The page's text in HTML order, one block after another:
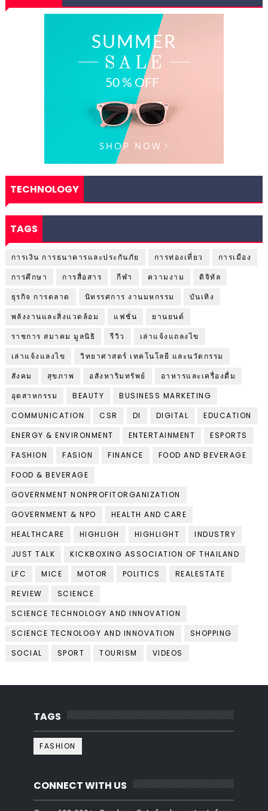
TECHNOLOGY
TAGS
การเงิน การธนาคารและประกันภัย การท่องเที่ยว
การเมือง
การศึกษา
การสื่อสาร กีฬา ความงาม
ดิจิทัล
ธุรกิจ การตลาด
นิทรรศการ งานมหกรรม
บันเทิง
พลังงานและสิ่งแวดล้อม
แฟชั่น
ยานยนต์
ราชการ สมาคม มูลนิธิ
รีวิว
เล่าแจ้งแถลงไข
เล่าแจ้งแลงไข
วิทยาศาสตร์ เทคโนโลยี และนวัตกรรม
สังคม
สุขภาพ อสังหาริมทรัพย์
อาหารและเครื่องดื่ม
อุตสาหกรรม
BEAUTY
BUSINESS MARKETING
COMMUNICATION
CSR DI DIGITAL
EDUCATION
ENERGY & ENVIRONMENT
ENTERTAINMENT
ESPORTS
FASHION
FASION FINANCE
FOOD AND BEVERAGE
FOOD & BEVERAGE
GOVERNMENT NONPROFITORGANIZATION
GOVERNMENT & NPO
HEALTH AND CARE
HEALTHCARE
HIGHLIGH HIGHLIGHT
INDUSTRY
JUST TALK
KICKBOXING ASSOCIATION OF THAILAND
LFC
MICE MOTOR POLITICS
REALESTATE
REVIEW
SCIENCE
SCIENCE TECHNOLOGY AND INNOVATION
SCIENCE TECNOLOGY AND INNOVATION
SHOPPING
SOCIAL
SPORT TOURISM VIDEOS
TAGS
FASHION
CONNECT WITH US